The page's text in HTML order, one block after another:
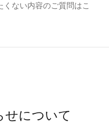
ない内容のご質問はこ
せについて